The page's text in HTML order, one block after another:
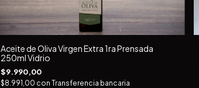
Aceite de Oliva Virgen Extra 1ra Prensada
250ml Vidrio
$9.990,00
$8.991,00 con Transferencia bancaria